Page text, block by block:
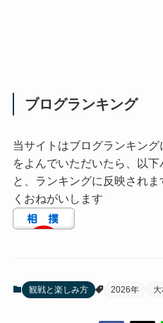
ブログランキング
当サイトはブログランキン
をよんでいただいたら、以
と、ランキングに反映され
くおねがいします
観戦と楽しみ方 2026年